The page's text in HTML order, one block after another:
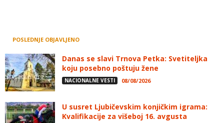
POSLEDNJE OBJAVLJENO
Danas se slavi Trnova Petka: Svetiteljka
koju posebno poštuju žene
NACIONALNE VESTI 08/08/2026
U susret Ljubičevskim konjičkim igrama:
Kvalifikacije za višeboj 16. avgusta